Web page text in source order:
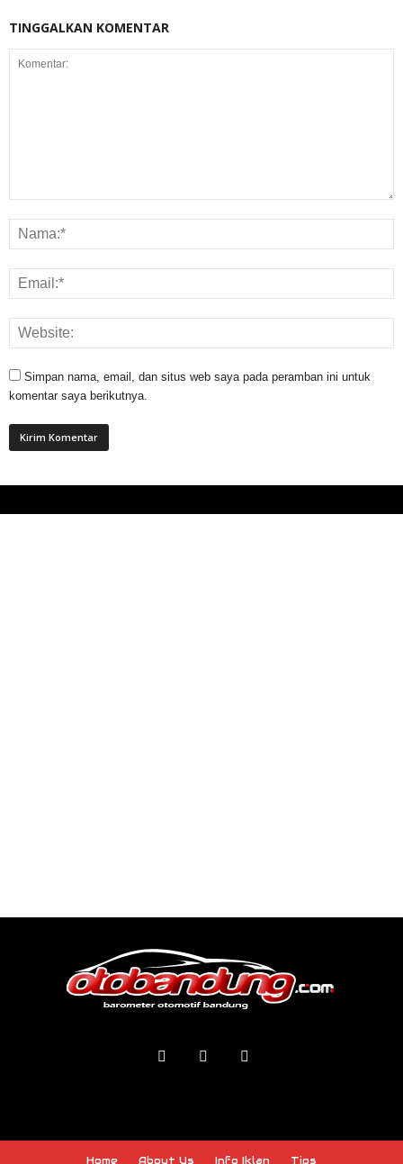
TINGGALKAN KOMENTAR
Simpan nama, email, dan situs web saya pada peramban ini untuk
komentar saya berikutnya.
Home About Us Info Iklan Tips